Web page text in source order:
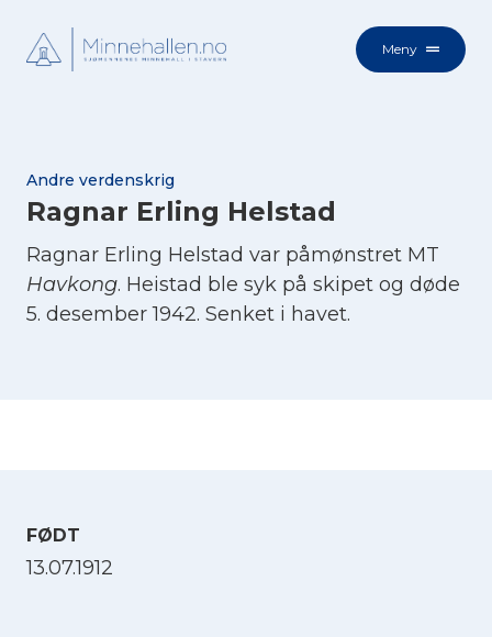
Meny
Andre verdenskrig
Ragnar Erling Helstad
Ragnar Erling Helstad var påmønstret MT
Havkong. Heistad ble syk på skipet og døde
5. desember 1942. Senket i havet.
FØDT
13.07.1912